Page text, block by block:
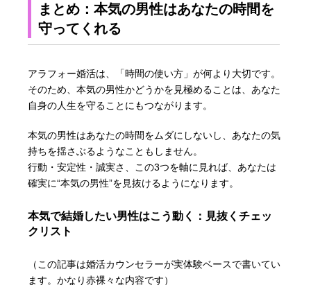
まとめ：本気の男性はあなたの時間を
守ってくれる
アラフォー婚活は、「時間の使い方」が何より大切です。
そのため、本気の男性かどうかを見極めることは、あなた
自身の人生を守ることにもつながります。
本気の男性はあなたの時間をムダにしないし、あなたの気
持ちを揺さぶるようなこともしません。
行動・安定性・誠実さ、この3つを軸に見れば、あなたは
確実に“本気の男性”を見抜けるようになります。
本気で結婚したい男性はこう動く：見抜くチェッ
クリスト
（この記事は婚活カウンセラーが実体験ベースで書いてい
ます。かなり赤裸々な内容です）